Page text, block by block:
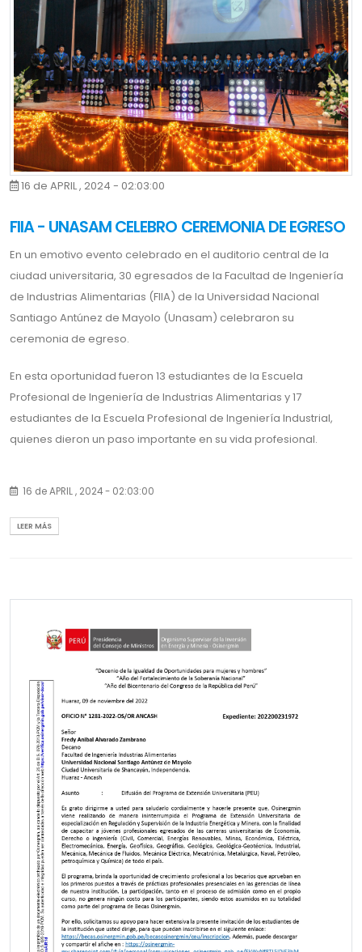
16 de APRIL , 2024 - 02:03:00
FIIA - UNASAM CELEBRO CEREMONIA DE EGRESO
En un emotivo evento celebrado en el auditorio central de la
ciudad universitaria, 30 egresados de la Facultad de Ingeniería
de Industrias Alimentarias (FIIA) de la Universidad Nacional
Santiago Antúnez de Mayolo (Unasam) celebraron su
ceremonia de egreso.
En esta oportunidad fueron 13 estudiantes de la Escuela
Profesional de Ingeniería de Industrias Alimentarias y 17
estudiantes de la Escuela Profesional de Ingeniería Industrial,
quienes dieron un paso importante en su vida profesional.
Comisión de Gobierno Transitorio de la FIIA, Dra. Norma Gamarra
Ramírez; el director de la Escuela Profesional de Ingeniería
Industrial, Dr. Juan Natividad Cerna y en representación del
para felicitar e instar a los egresados a seguir luchando por sus
cual repercutirá en el desarrollo de nuestra región y del país
16 de APRIL , 2024 - 02:03:00
LEER MÁS